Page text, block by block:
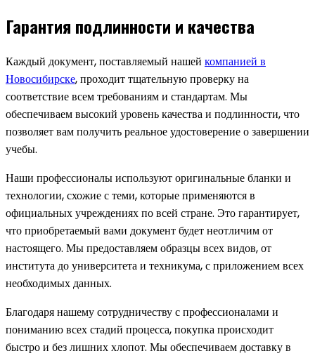
Гарантия подлинности и качества
Каждый документ, поставляемый нашей компанией в
Новосибирске, проходит тщательную проверку на
соответствие всем требованиям и стандартам. Мы
обеспечиваем высокий уровень качества и подлинности, что
позволяет вам получить реальное удостоверение о завершении
учебы.
Наши профессионалы используют оригинальные бланки и
технологии, схожие с теми, которые применяются в
официальных учреждениях по всей стране. Это гарантирует,
что приобретаемый вами документ будет неотличим от
настоящего. Мы предоставляем образцы всех видов, от
института до университета и техникума, с приложением всех
необходимых данных.
Благодаря нашему сотрудничеству с профессионалами и
пониманию всех стадий процесса, покупка происходит
быстро и без лишних хлопот. Мы обеспечиваем доставку в